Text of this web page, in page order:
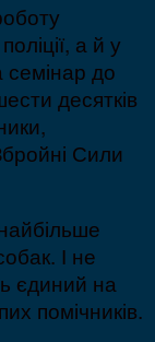
а й у
семінар до
десятків
Сили
І не
єдиний на
помічників.